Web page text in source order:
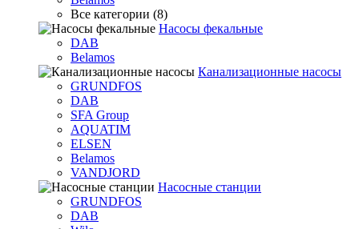
Все категории (8)
Насосы фекальные
DAB
Belamos
Канализационные насосы
GRUNDFOS
DAB
SFA Group
AQUATIM
ELSEN
Belamos
VANDJORD
Насосные станции
GRUNDFOS
DAB